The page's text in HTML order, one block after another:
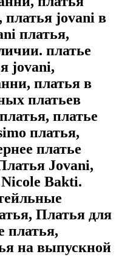
платья jovani в
платья,
платье
jovani,
платья в
платьев
платье
платья,
платье
Jovani,
Bakti.
Платья для
платья,
на выпускной